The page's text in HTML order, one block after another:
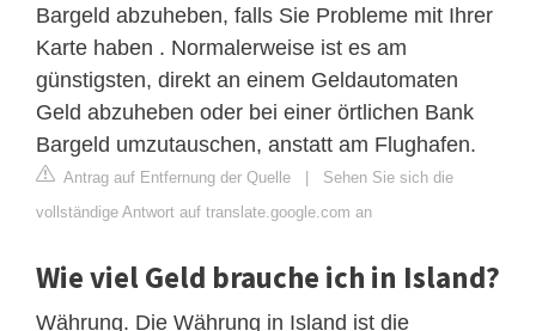
Bargeld abzuheben, falls Sie Probleme mit Ihrer
Karte haben . Normalerweise ist es am
günstigsten, direkt an einem Geldautomaten
Geld abzuheben oder bei einer örtlichen Bank
Bargeld umzutauschen, anstatt am Flughafen.
Antrag auf Entfernung der Quelle | Sehen Sie sich die
vollständige Antwort auf translate.google.com an
Wie viel Geld brauche ich in Island?
Währung. Die Währung in Island ist die